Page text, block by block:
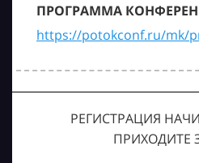
ПРОГРАММА
https://potokconf.ru/mk/
РЕГИСТРАЦИЯ
ПРИХОДИТЕ